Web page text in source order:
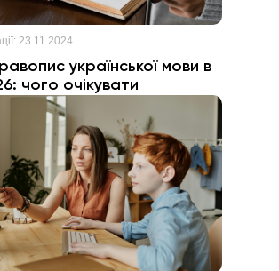
23.11.2024
української мови в
чого очікувати